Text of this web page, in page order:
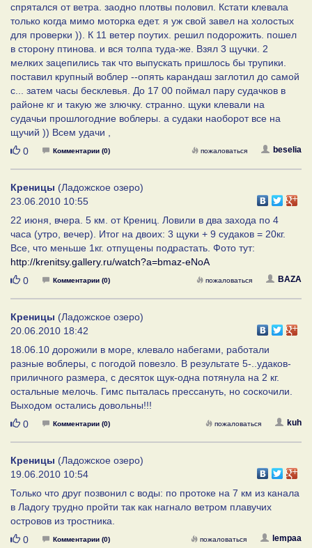
спрятался от ветра. заодно плотвы половил. Кстати клевала
только когда мимо моторка едет. я уж свой завел на холостых
для проверки )). К 11 ветер поутих. решил подорожить. пошел
в сторону птинова. и вся толпа туда-же. Взял 3 щучки. 2
мелких зацепились так что выпускать пришлось бы трупики.
поставил крупный воблер --опять карандаш заглотил до самой
с... затем часы бесклевья. До 17 00 поймал пару судачков в
районе кг и такую же злючку. странно. щуки клевали на
судачьи прошлогодние воблеры. а судаки наоборот все на
щучий )) Всем удачи ,
Нравится
0 Комментарии (0) beselia
пожаловаться
Креницы (Ладожское озеро)
23.06.2010 10:55
22 июня, вчера. 5 км. от Крениц. Ловили в два захода по 4
часа (утро, вечер). Итог на двоих: 3 щуки + 9 судаков = 20кг.
Все, что меньше 1кг. отпущены подрастать. Фото тут:
http://krenitsy.gallery.ru/watch?a=bmaz-eNoA
Нравится
0 Комментарии (0) BAZA
пожаловаться
Креницы (Ладожское озеро)
20.06.2010 18:42
18.06.10 дорожили в море, клевало набегами, работали
разные воблеры, с погодой повезло. В результате 5-..удаков-
приличного размера, с десяток щук-одна потянула на 2 кг.
остальные мелочь. Гимс пыталась прессануть, но соскочили.
Выходом остались довольны!!!
Нравится
0 Комментарии (0) kuh
пожаловаться
Креницы (Ладожское озеро)
19.06.2010 10:54
Только что друг позвонил с воды: по протоке на 7 км из канала
в Ладогу трудно пройти так как нагнало ветром плавучих
островов из тростника.
Нравится
0 Комментарии (0) lempaa
пожаловаться